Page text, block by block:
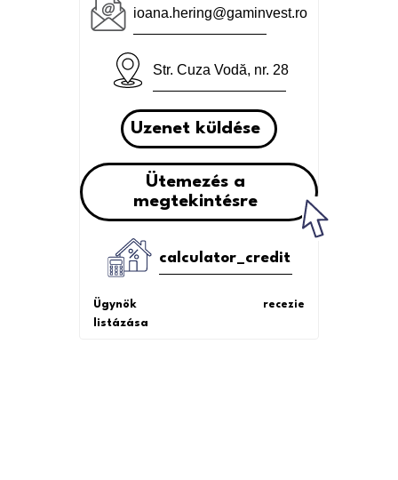
ioana.hering@gaminvest.ro
Str. Cuza Vodă, nr. 28
Uzenet küldése
Ütemezés a
megtekintésre
calculator_credit
Ügynök
listázása
recezie